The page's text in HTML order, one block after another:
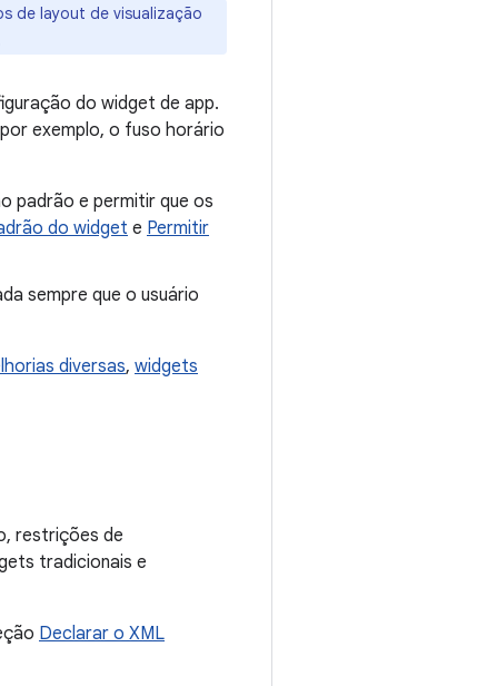
de layout de visualização
do widget de app.
exemplo, o fuso horário
padrão e permitir que os
do widget e Permitir
sempre que o usuário
diversas, widgets
restrições de
tradicionais e
Declarar o XML